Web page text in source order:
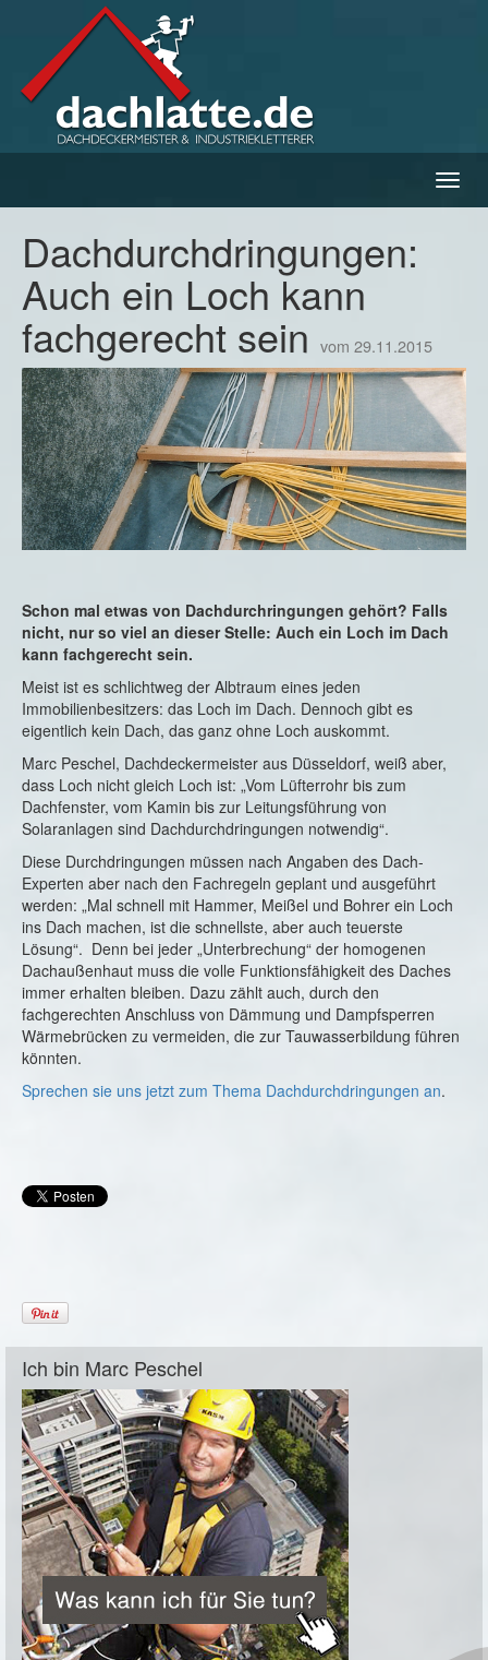
ein-/
Dachdurchdringungen:
Auch ein Loch kann
fachgerecht sein vom 29.11.2015
Schon mal etwas von Dachdurchringungen gehört? Falls
nicht, nur so viel an dieser Stelle: Auch ein Loch im Dach
kann fachgerecht sein.
Meist ist es schlichtweg der Albtraum eines jeden
Immobilienbesitzers: das Loch im Dach. Dennoch gibt es
eigentlich kein Dach, das ganz ohne Loch auskommt.
Marc Peschel, Dachdeckermeister aus Düsseldorf, weiß aber,
dass Loch nicht gleich Loch ist: „Vom Lüfterrohr bis zum
Dachfenster, vom Kamin bis zur Leitungsführung von
Solaranlagen sind Dachdurchdringungen notwendig“.
Diese Durchdringungen müssen nach Angaben des Dach-
Experten aber nach den Fachregeln geplant und ausgeführt
werden: „Mal schnell mit Hammer, Meißel und Bohrer ein Loch
ins Dach machen, ist die schnellste, aber auch teuerste
Lösung“. Denn bei jeder „Unterbrechung“ der homogenen
Dachaußenhaut muss die volle Funktionsfähigkeit des Daches
immer erhalten bleiben. Dazu zählt auch, durch den
fachgerechten Anschluss von Dämmung und Dampfsperren
Wärmebrücken zu vermeiden, die zur Tauwasserbildung führen
könnten.
Sprechen sie uns jetzt zum Thema Dachdurchdringungen an.
Ich bin Marc Peschel